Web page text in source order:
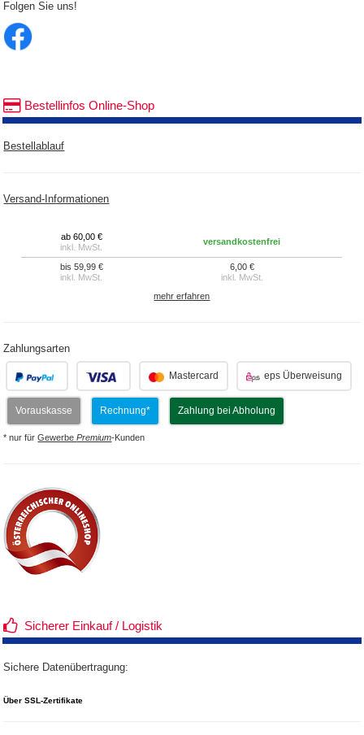
Folgen Sie uns!
Bestellinfos Online-Shop
Bestellablauf
Versand-Informationen
ab 60,00 €
inkl. MwSt.
versandkostenfrei
bis 59,99 €
inkl. MwSt.
6,00 €
inkl. MwSt.
mehr erfahren
Zahlungsarten
Mastercard eps Überweisung
Vorauskasse Rechnung* Zahlung bei Abholung
* nur fürGewerbePremium-Kunden
Sicherer Einkauf / Logistik
Sichere Datenübertragung:
Über SSL-Zertifikate